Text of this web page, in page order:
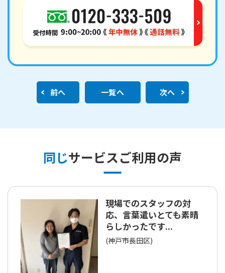
前へ 一覧へ 次へ
同じサービスご利用の声
現場でのスタッフの対
応、言葉遣いとても素晴
らしかったです...
(神戸市長田区)